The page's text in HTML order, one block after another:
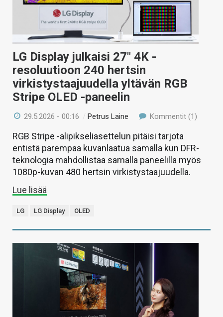
VAIHDA TEEMA
HAKU
LG Display julkaisi 27″ 4K -
resoluutioon 240 hertsin
virkistystaajuudella yltävän RGB
Stripe OLED -paneelin
29.5.2026 - 00:16 /Petrus Laine Kommentit (1)
RGB Stripe -alipikseliasettelun pitäisi tarjota
entistä parempaa kuvanlaatua samalla kun DFR-
teknologia mahdollistaa samalla paneelilla myös
1080p-kuvan 480 hertsin virkistystaajuudella.
Lue lisää
LG LG Display OLED